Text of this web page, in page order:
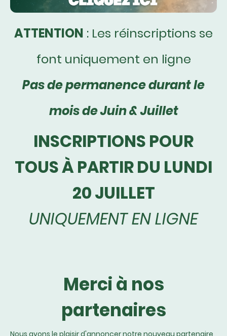
ATTENTION : Les réinscriptions se
font uniquement en ligne
Pas de permanence durant le
mois de Juin & Juillet
INSCRIPTIONS POUR
TOUS À PARTIR DU LUNDI
20 JUILLET
UNIQUEMENT EN LIGNE
Merci à nos
partenaires
Nous avons le plaisir d'annoncer notre nouveau partenaire